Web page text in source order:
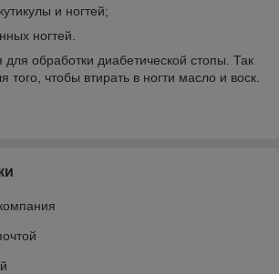
и ногтей;
ногтей.
обработки диабетической стопы. Так
того, чтобы втирать в ногти масло и воск.